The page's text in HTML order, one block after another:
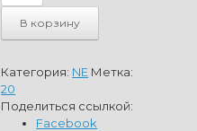
20NE
ст.черный
лак
2000*800
В корзину
Категория: NE Метка:
20
Поделиться ссылкой:
Facebook